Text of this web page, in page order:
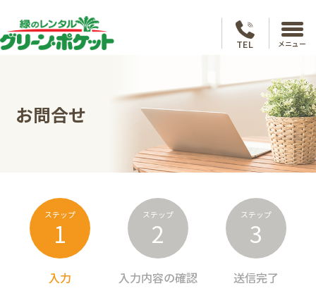
TEL メニュー
お問合せ
ステップ
1
入力
ステップ
2
入力内容の確認
ステップ
3
送信完了